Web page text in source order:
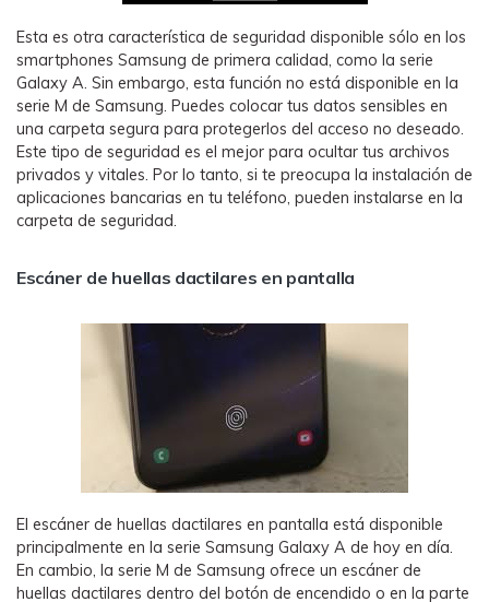
Esta es otra característica de seguridad disponible sólo en los
smartphones Samsung de primera calidad, como la serie
Galaxy A. Sin embargo, esta función no está disponible en la
serie M de Samsung. Puedes colocar tus datos sensibles en
una carpeta segura para protegerlos del acceso no deseado.
Este tipo de seguridad es el mejor para ocultar tus archivos
privados y vitales. Por lo tanto, si te preocupa la instalación de
aplicaciones bancarias en tu teléfono, pueden instalarse en la
carpeta de seguridad.
Escáner de huellas dactilares en pantalla
El escáner de huellas dactilares en pantalla está disponible
principalmente en la serie Samsung Galaxy A de hoy en día.
En cambio, la serie M de Samsung ofrece un escáner de
huellas dactilares dentro del botón de encendido o en la parte